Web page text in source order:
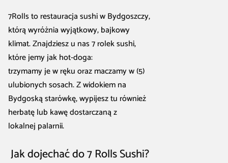
7Rolls to restauracja sushi w Bydgoszczy,
którą wyróżnia wyjątkowy, bajkowy
klimat. Znajdziesz u nas 7 rolek sushi,
które jemy jak hot-doga:
trzymamy je w ręku oraz maczamy w (5)
ulubionych sosach. Z widokiem na
Bydgoską starówkę, wypijesz tu również
herbatę lub kawę dostarczaną z
lokalnej palarnii.
Jak dojechać do 7 Rolls Sushi?